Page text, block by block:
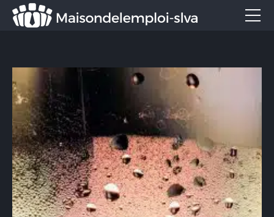
Formation
Marketing
Entreprise
Services
CONTACT